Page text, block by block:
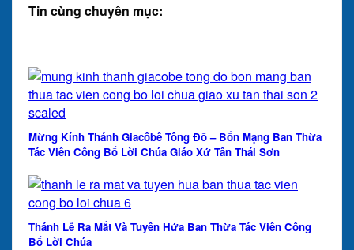
Tin cùng chuyên mục:
Mừng Kính Thánh Giacôbê Tông Đồ – Bổn Mạng Ban Thừa
Tác Viên Công Bố Lời Chúa Giáo Xứ Tân Thái Sơn
Thánh Lễ Ra Mắt Và Tuyên Hứa Ban Thừa Tác Viên Công
Bố Lời Chúa